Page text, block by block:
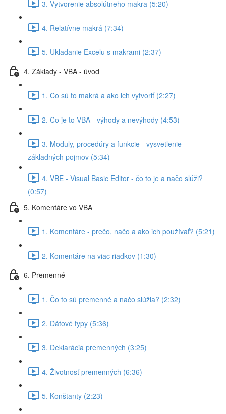
3. Vytvorenie absolútneho makra (5:20)
4. Relatívne makrá (7:34)
5. Ukladanie Excelu s makrami (2:37)
4. Základy - VBA - úvod
1. Čo sú to makrá a ako ich vytvoriť (2:27)
2. Čo je to VBA - výhody a nevýhody (4:53)
3. Moduly, procedúry a funkcie - vysvetlenie
základných pojmov (5:34)
4. VBE - Visual Basic Editor - čo to je a načo slúži?
(0:57)
5. Komentáre vo VBA
1. Komentáre - prečo, načo a ako ich používať? (5:21)
2. Komentáre na viac riadkov (1:30)
6. Premenné
1. Čo to sú premenné a načo slúžia? (2:32)
2. Dátové typy (5:36)
3. Deklarácia premenných (3:25)
4. Životnosť premenných (6:36)
5. Konštanty (2:23)